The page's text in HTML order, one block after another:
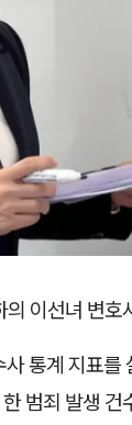
이선녀 변호
통계 지표를
범죄 발생